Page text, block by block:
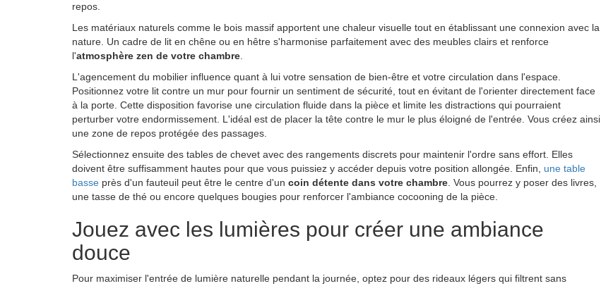
repos.
Les matériaux naturels comme le bois massif apportent une chaleur visuelle tout en établissant une connexion avec la
nature. Un cadre de lit en chêne ou en hêtre s'harmonise parfaitement avec des meubles clairs et renforce
l'atmosphère zen de votre chambre
L'agencement du mobilier influence quant à lui votre sensation de bien-être et votre circulation dans l'espace.
Positionnez votre lit contre un mur pour fournir un sentiment de sécurité, tout en évitant de l'orienter directement face
à la porte. Cette disposition favorise une circulation fluide dans la pièce et limite les distractions qui pourraient
perturber votre endormissement. L'idéal est de placer la tête contre le mur le plus éloigné de l'entrée. Vous créez ainsi
une zone de repos protégée des passages.
Sélectionnez ensuite des tables de chevet avec des rangements discrets pour maintenir l'ordre sans effort. Elles
doivent être suffisamment hautes pour que vous puissiez y accéder depuis votre position allongée. Enfin, une table
basse près d'un fauteuil peut être le centre d'un coin détente dans votre chambre . Vous pourrez y poser des livres,
une tasse de thé ou encore quelques bougies pour renforcer l'ambiance cocooning de la pièce.
Jouez avec les lumières pour créer une ambiance
douce
Pour maximiser l'entrée de lumière naturelle pendant la journée, optez pour des rideaux légers qui filtrent sans